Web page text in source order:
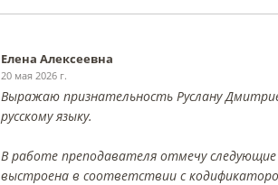
Елена Алексеевна
20 мая 2026 г.
Выражаю признательность Руслану
русскому языку.
В работе преподавателя отмечу
выстроена в соответствии с